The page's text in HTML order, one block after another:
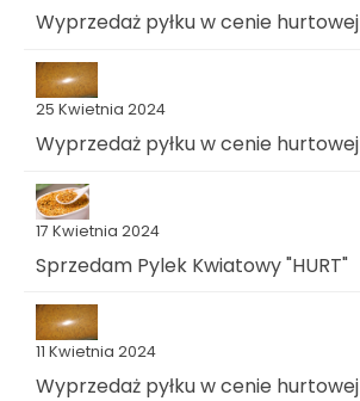
Wyprzedaż pyłku w cenie hurtowej
25 Kwietnia 2024
Wyprzedaż pyłku w cenie hurtowej
17 Kwietnia 2024
Sprzedam Pylek Kwiatowy "HURT"
11 Kwietnia 2024
Wyprzedaż pyłku w cenie hurtowej